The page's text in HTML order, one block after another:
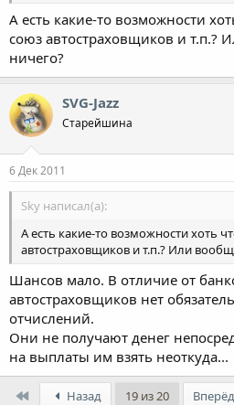
А есть какие-то возможности
союз автостраховщиков и т.п.?
ничего?
SVG-Jazz
Старейшина
6 Дек 2011
Sky написал(а):
А есть какие-то возможности хоть
автостраховщиков и т.п.? Или
Шансов мало. В отличие от
автостраховщиков нет
отчислений.
Они не получают денег
на выплаты им взять неоткуда...
Назад 19 из 20 Вперёд